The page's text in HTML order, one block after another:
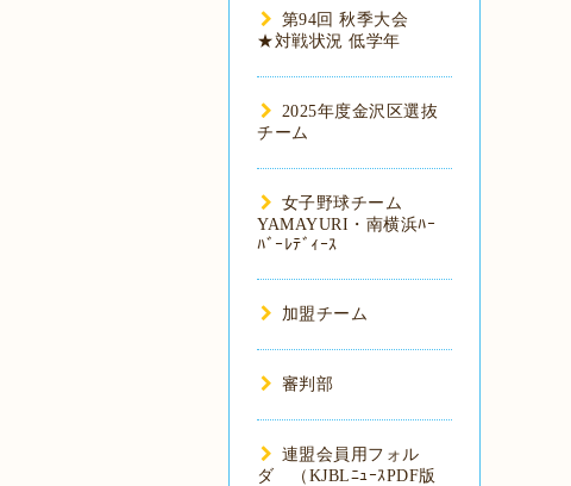
第94回 秋季大会
★対戦状況 低学年
2025年度金沢区選抜
チーム
女子野球チーム
YAMAYURI・南横浜ﾊｰ
ﾊﾞｰﾚﾃﾞｨｰｽ
加盟チーム
審判部
連盟会員用フォル
ダ （KJBLﾆｭｰｽPDF版